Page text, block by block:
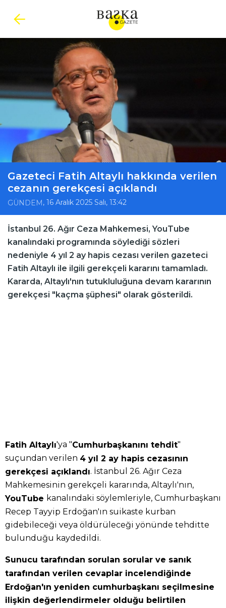
Gazeteci Fatih Altaylı hakkında verilen
cezanın gerekçesi açıklandı
GÜNDEM, 16 Aralık 2025 Salı, 13:42
İstanbul 26. Ağır Ceza Mahkemesi, YouTube
kanalındaki programında söylediği sözleri
nedeniyle 4 yıl 2 ay hapis cezası verilen gazeteci
Fatih Altaylı ile ilgili gerekçeli kararını tamamladı.
Kararda, Altaylı'nın tutukluluğuna devam kararının
gerekçesi "kaçma şüphesi" olarak gösterildi.
Fatih Altaylı'ya "Cumhurbaşkanını tehdit"
suçundan verilen 4 yıl 2 ay hapis cezasının
gerekçesi açıklandı. İstanbul 26. Ağır Ceza
Mahkemesinin gerekçeli kararında, Altaylı'nın,
YouTube kanalındaki söylemleriyle, Cumhurbaşkanı
Recep Tayyip Erdoğan'ın suikaste kurban
gidebileceği veya öldürüleceği yönünde tehditte
bulunduğu kaydedildi.
Sunucu tarafından sorulan sorular ve sanık
tarafından verilen cevaplar incelendiğinde
Erdoğan'ın yeniden cumhurbaşkanı seçilmesine
ilişkin değerlendirmeler olduğu belirtilen